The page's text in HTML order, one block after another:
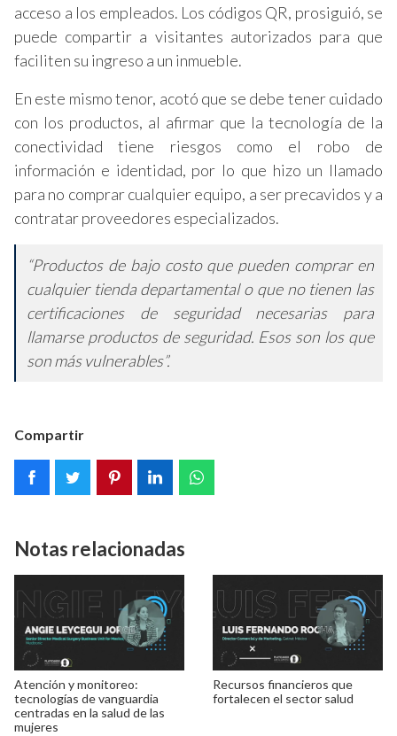
acceso a los empleados. Los códigos QR, prosiguió, se
puede compartir a visitantes autorizados para que
faciliten su ingreso a un inmueble.
En este mismo tenor, acotó que se debe tener cuidado
con los productos, al afirmar que la tecnología de la
conectividad tiene riesgos como el robo de
información e identidad, por lo que hizo un llamado
para no comprar cualquier equipo, a ser precavidos y a
contratar proveedores especializados.
“Productos de bajo costo que pueden comprar en
cualquier tienda departamental o que no tienen las
certificaciones de seguridad necesarias para
llamarse productos de seguridad. Esos son los que
son más vulnerables”.
Compartir
Notas relacionadas
Atención y monitoreo:
tecnologías de vanguardia
centradas en la salud de las
mujeres
Recursos financieros que
fortalecen el sector salud